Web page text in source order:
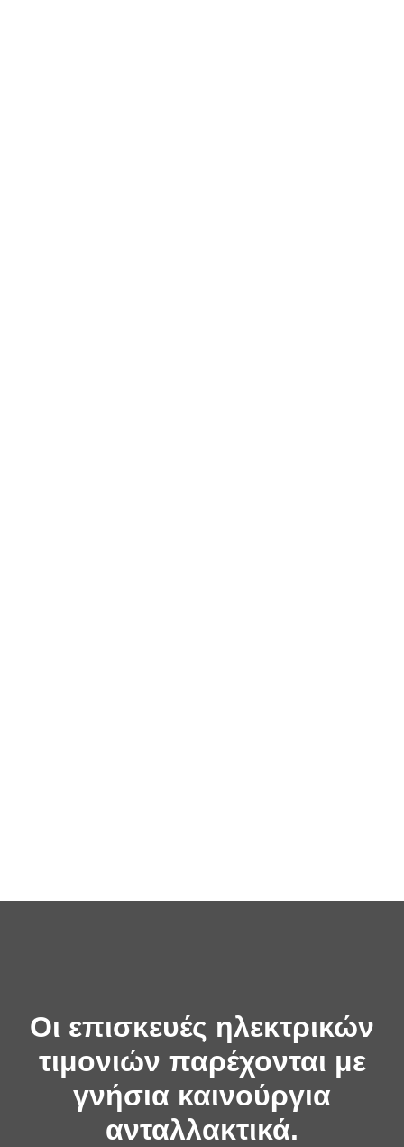
Οι επισκευές ηλεκτρικών
τιμονιών παρέχονται με
γνήσια καινούργια
ανταλλακτικά.